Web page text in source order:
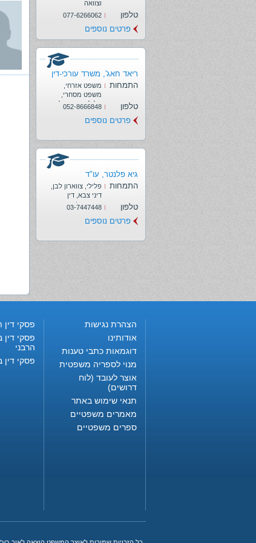
וצוואה
טלפון 077-6266062
פרטים נוספים
ריאד חאג', משרד עורכי-דין
התמחות
משפט אזרחי,
משפט מסחרי,
פלילי, צווארון לבן
טלפון 052-8666848
פרטים נוספים
גיא פלנטר, עו"ד
התמחות
פלילי, צווארון לבן,
דיני צבא, דין
משמעתי/אתיקה
מקצועית
טלפון 03-7447448
פרטים נוספים
הצהרת נגישות
אודותינו
דוגמאות כתבי טענות
מנוי לספריה משפטית
אוצר לעובד (לוח
דרושים)
תנאי שימוש באתר
מאמרים משפטיים
ספרים משפטיים
פסקי
פסקי דין
הרבני
פסקי דין